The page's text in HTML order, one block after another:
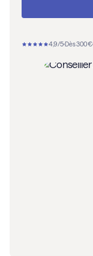
4,9/5 Dès 300€